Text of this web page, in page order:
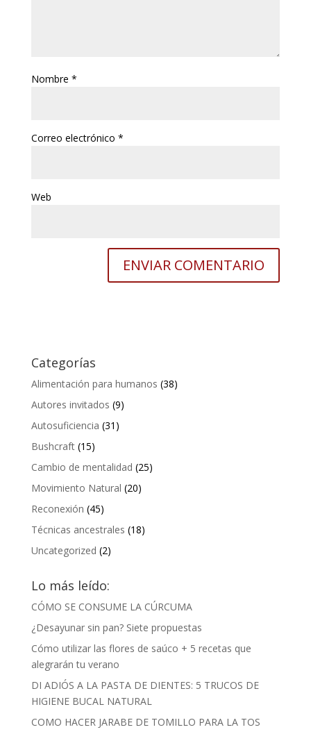
Nombre *
Correo electrónico *
Web
Categorías
Alimentación para humanos (38)
Autores invitados (9)
Autosuficiencia (31)
Bushcraft(15)
Cambio de mentalidad (25)
Movimiento Natural (20)
Reconexión (45)
Técnicas ancestrales (18)
Uncategorized (2)
Lo más leído:
CÓMO SE CONSUME LA CÚRCUMA
¿Desayunar sin pan? Siete propuestas
Cómo utilizar las flores de saúco + 5 recetas que
alegrarán tu verano
DI ADIÓS A LA PASTA DE DIENTES: 5 TRUCOS DE
HIGIENE BUCAL NATURAL
COMO HACER JARABE DE TOMILLO PARA LA TOS